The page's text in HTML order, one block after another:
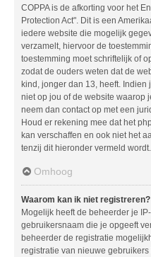
COPPA is de afkorting voor het
Protection Act". Dit is een
iedere website die mogelijk
verzamelt, hiervoor de
toestemming moet schriftelijk of
zodat de ouders weten dat de
kind, jonger dan 13, heeft. Indien
niet op jou of de website waarop
neem dan contact op met een
Houd er rekening mee dat het
kan verschaffen en ook niet het
tenzij dit hieronder vermeld wordt.
Omhoog
Waarom kan ik niet registreren?
Mogelijk heeft de beheerder je
gebruikersnaam die je opgeeft
beheerder de registratie
registratie van nieuwe